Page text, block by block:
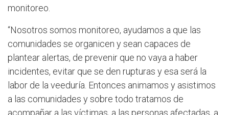
monitoreo.
“Nosotros somos monitoreo, ayudamos a que las
comunidades se organicen y sean capaces de
plantear alertas, de prevenir que no vaya a haber
incidentes, evitar que se den rupturas y esa será la
labor de la veeduría. Entonces animamos y asistimos
a las comunidades y sobre todo tratamos de
acompañar a las víctimas, a las personas afectadas, a